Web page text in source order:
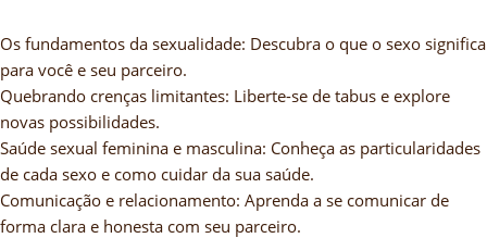
Os fundamentos da sexualidade: Descubra o que o sexo significa
para você e seu parceiro.
Quebrando crenças limitantes: Liberte-se de tabus e explore
novas possibilidades.
Saúde sexual feminina e masculina: Conheça as particularidades
de cada sexo e como cuidar da sua saúde.
Comunicação e relacionamento: Aprenda a se comunicar de
forma clara e honesta com seu parceiro.